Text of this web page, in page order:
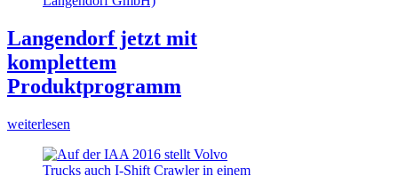
Langendorf jetzt mit
komplettem
Produktprogramm
weiterlesen